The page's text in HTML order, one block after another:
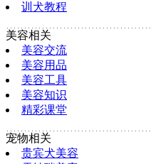
训犬教程
美容相关
美容交流
美容用品
美容工具
美容知识
精彩课堂
宠物相关
贵宾犬美容